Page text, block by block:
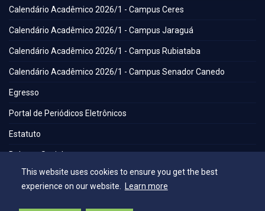
This website uses cookies to ensure you get the best
experience on our website. Learn more
Calendário Acadêmico 2026/1 - Campus Ceres
Calendário Acadêmico 2026/1 - Campus Jaraguá
Calendário Acadêmico 2026/1 - Campus Rubiataba
Calendário Acadêmico 2026/1 - Campus Senador Canedo
Egresso
Portal de Periódicos Eletrônicos
Estatuto
Balanço Social
Espaços